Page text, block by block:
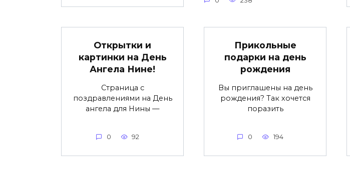
Открытки и
картинки на День
Ангела Нине!
Страница с
поздравлениями на День
ангела для Нины —
0 92
Прикольные
подарки на день
рождения
Вы приглашены на день
рождения? Так хочется
поразить
0 194